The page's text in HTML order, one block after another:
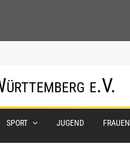
e.V.
SPORT JUGEND FRAUEN